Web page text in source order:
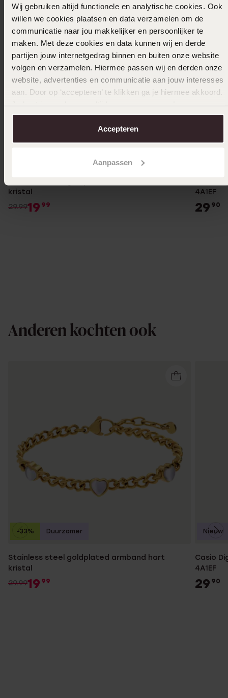
Wij gebruiken altijd functionele en analytische cookies. Ook
willen we cookies plaatsen en data verzamelen om de
communicatie naar jou makkelijker en persoonlijker te
maken. Met deze cookies en data kunnen wij en derde
partijen jouw internetgedrag binnen en buiten onze website
volgen en verzamelen. Hiermee passen wij en derden onze
website, advertenties en communicatie aan jouw interesses
aan. Door op ‘accepteren’ te klikken ga je hiermee akkoord.
over in onscookiebeleid.
Accepteren
Aanpassen
kristal
29.9919 99
4A1EF
29 90
Anderen kochten ook
Stainless steel goldplated armband hart
kristal
29.9919 99
-33% Duurzamer
Casio
4A1EF
29 90
Nieuw